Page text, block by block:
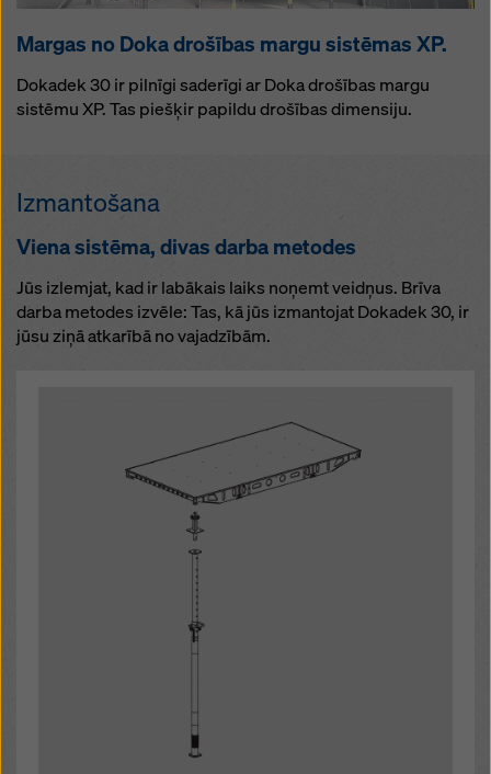
Margas no Doka drošības margu sistēmas XP.
Dokadek 30 ir pilnīgi saderīgi ar Doka drošības margu
sistēmu XP. Tas piešķir papildu drošības dimensiju.
Izmantošana
Viena sistēma, divas darba metodes
Jūs izlemjat, kad ir labākais laiks noņemt veidņus. Brīva
darba metodes izvēle: Tas, kā jūs izmantojat Dokadek 30, ir
jūsu ziņā atkarībā no vajadzībām.